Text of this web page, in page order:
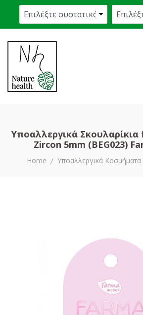
Υποαλλεργικά Σκουλαρίκια
Zircon 5mm (BEG023)
Home Υποαλλεργικά